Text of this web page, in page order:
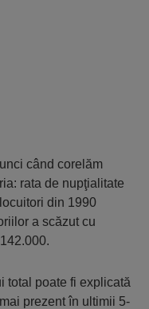
când corelăm
rata de nupţialitate
din 1990
a scăzut cu
total poate fi explicată
prezent în ultimii 5-